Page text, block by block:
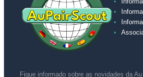
Fique informado sobre as novidades da